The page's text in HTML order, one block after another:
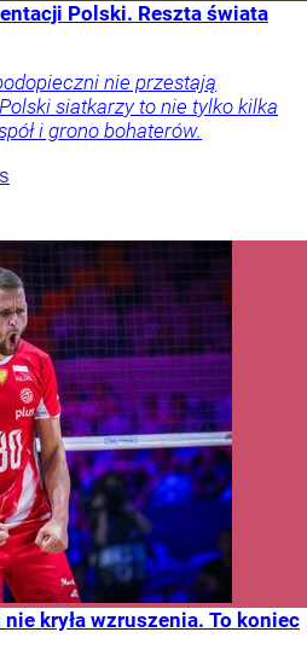
Polski. Reszta świata
nie przestają
siatkarzy to nie tylko kilka
i grono bohaterów.
kryła wzruszenia. To koniec